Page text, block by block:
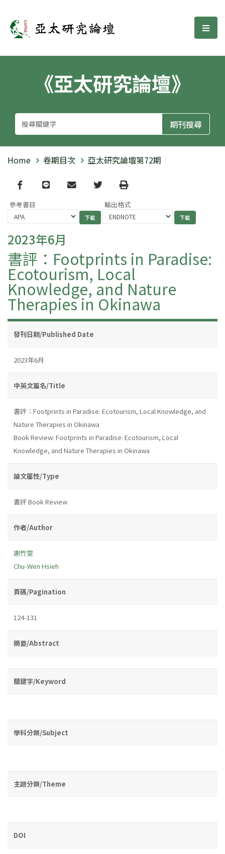
亞太研究論壇 選
《亞太研究論壇》
Home 卷期目次 亞太研究論壇第72期
Facebook
line email TwitterPrint
參考書目 輸出格式
2023年6月
書評：Footprints in Paradise:
Ecotourism, Local
Knowledge, and Nature
Therapies in Okinawa
發刊日期/Published Date
2023年6月
中英文篇名/Title
書評：Footprints in Paradise: Ecotourism, Local Knowledge, and
Nature Therapies in Okinawa
Book Review: Footprints in Paradise: Ecotourism, Local
Knowledge, and Nature Therapies in Okinawa
論文屬性/Type
書評 Book Review
作者/Author
謝竹雯
Chu-Wen Hsieh
頁碼/Pagination
124-131
摘要/Abstract
關鍵字/Keyword
學科分類/Subject
主題分類/Theme
DOI